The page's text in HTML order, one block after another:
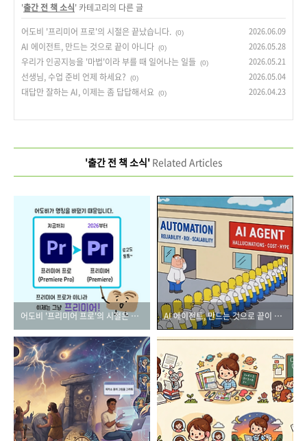
'출간 전 책 소식' 카테고리의 다른 글
어도비 '프리미어 프로'의 시절은 끝났습니다.
(0) 2026.06.09
AI 에이전트, 만드는 것으로 끝이 아니다 (0) 2026.05.28
우리가 인공지능을 '마법'이라 부를 때 일어나는 일들 (0) 2026.05.21
선생님, 수업 준비 언제 하세요? (0) 2026.05.04
대답만 잘하는 AI, 이제는 좀 답답해서요 (0) 2026.04.23
'출간 전 책 소식'Related Articles
어도비 '프리미어 프로'의 시절은 끝났습니다. AI 에이전트, 만드는 것으로 끝이 아니다